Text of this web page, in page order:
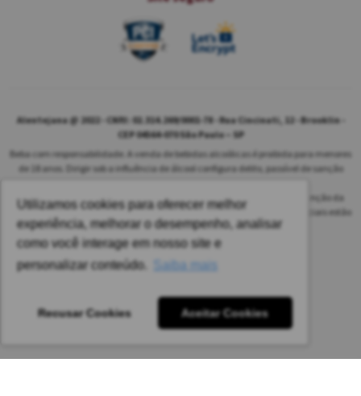
Utilizamos cookies para oferecer melhor
experiência, melhorar o desempenho, analisar
como você interage em nosso site e
personalizar conteúdo.
Saiba mais
Recusar Cookies Aceitar Cookies
Alentejana @ 2022 - CNPJ: 02.314.269/0001-78 - Rua Cincinati, 12 - Brooklin -
CEP 04564-070 São Paulo – SP
Beba com responsabilidade. A venda de bebidas alcoólicas é proibida para menores
de 18 anos. Dirigir sob a influência de álcool configura delito, passível de sanção
As safras dos vinhos poderão ser diferentes das informadas no site em função da
disponibilidade do nosso estoque. Alteração de preços e condições comerciais estão
sujeitas a alteração sem aviso prévio.
Pedido mínimo: R$ 1.650,00 para todas as regiões.
Imagens meramente ilustrativas.